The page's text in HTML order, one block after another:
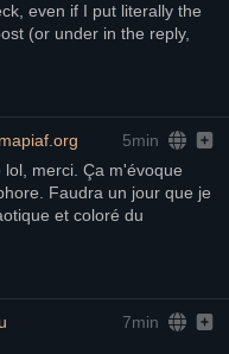
even if I put literally the
(or under in the reply,
5min
merci. Ça m'évoque
Faudra un jour que je
et coloré du
7min